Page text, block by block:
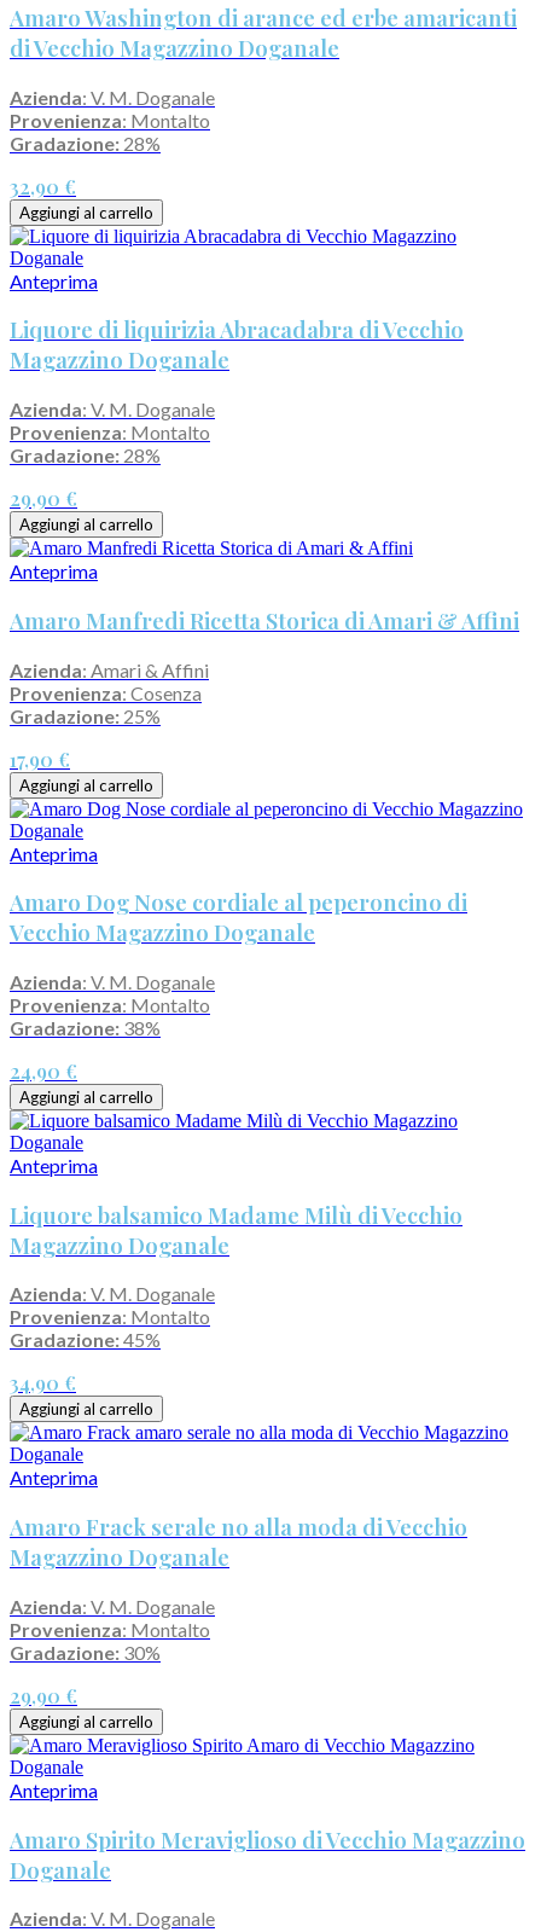
Amaro Washington di arance ed erbe amaricanti
di Vecchio Magazzino Doganale
Azienda: V. M. Doganale
Provenienza: Montalto
Gradazione: 28%
32,90 €
Aggiungi al carrello
Anteprima
Liquore di liquirizia Abracadabra di Vecchio
Magazzino Doganale
Azienda: V. M. Doganale
Provenienza: Montalto
Gradazione: 28%
29,90 €
Aggiungi al carrello
Anteprima
Amaro Manfredi Ricetta Storica di Amari & Affini
Azienda: Amari & Affini
Provenienza: Cosenza
Gradazione: 25%
17,90 €
Aggiungi al carrello
Anteprima
Amaro Dog Nose cordiale al peperoncino di
Vecchio Magazzino Doganale
Azienda: V. M. Doganale
Provenienza: Montalto
Gradazione: 38%
24,90 €
Aggiungi al carrello
Anteprima
Liquore balsamico Madame Milù di Vecchio
Magazzino Doganale
Azienda: V. M. Doganale
Provenienza: Montalto
Gradazione:45%
34,90 €
Aggiungi al carrello
Anteprima
Amaro Frack serale no alla moda di Vecchio
Magazzino Doganale
Azienda: V. M. Doganale
Provenienza: Montalto
Gradazione: 30%
29,90 €
Aggiungi al carrello
Anteprima
Amaro Spirito Meraviglioso di Vecchio Magazzino
Doganale
Azienda: V. M. Doganale